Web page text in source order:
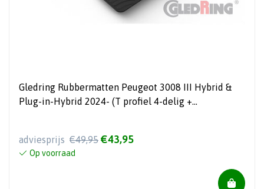
Gledring Rubbermatten Peugeot 3008 III Hybrid &
Plug-in-Hybrid 2024- (T profiel 4-delig +
adviesprijs €49,95 €43,95
Op voorraad